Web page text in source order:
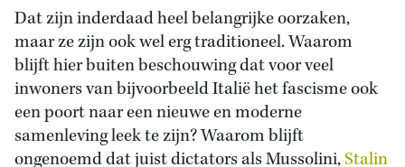
Dat zijn inderdaad heel belangrijke oorzaken,
maar ze zijn ook wel erg traditioneel. Waarom
blijft hier buiten beschouwing dat voor veel
inwoners van bijvoorbeeld Italië het fascisme ook
een poort naar een nieuwe en moderne
samenleving leek te zijn? Waarom blijft
ongenoemd dat juist dictators als Mussolini,Stalin